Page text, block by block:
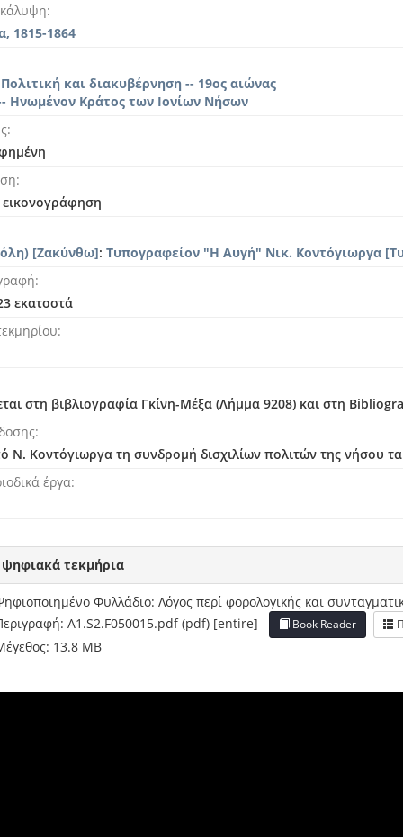
1815-1864
και διακυβέρνηση -- 19ος αιώνας
Ηνωμένον Κράτος των Ιονίων Νήσων
εικονογράφηση
[Ζακύνθω]: Τυπογραφείον "Η Αυγή" Νικ. Κοντόγιωργα
εκατοστά
στη βιβλιογραφία Γκίνη-Μέξα (Λήμμα 9208) και στη
Ν. Κοντόγιωργα τη συνδρομή δισχιλίων πολιτών της νήσου
έργα
ψηφιακά τεκμήρια
Φυλλάδιο: Λόγος περί φορολογικής και
A1.S2.F050015.pdf (pdf) [entire]
Book Reader
13.8 MB